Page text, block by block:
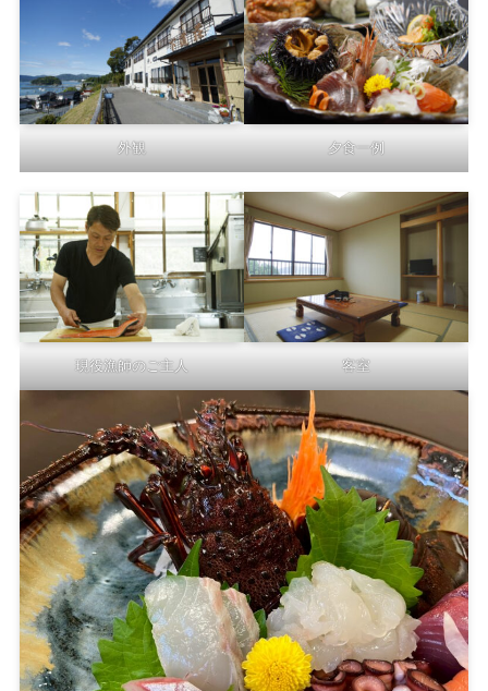
外観 夕食一例
現役漁師のご主人 客室